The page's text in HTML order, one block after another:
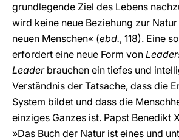
grundlegende Ziel des Lebens
wird keine neue Beziehung zur
neuen Menschen« (ebd., 118). Eine
erfordert eine neue Form von
Leader brauchen ein tiefes und
Verständnis der Tatsache, dass die
System bildet und dass die
einziges Ganzes ist. Papst Benedikt
»Das Buch der Natur ist eines und